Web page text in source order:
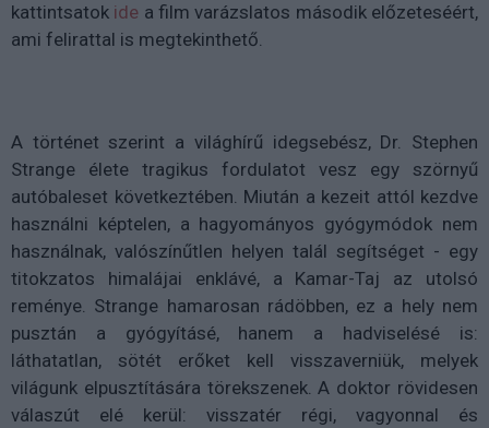
kattintsatok ide a film varázslatos második előzeteséért,
ami felirattal is megtekinthető.
A történet szerint a világhírű idegsebész, Dr. Stephen
Strange élete tragikus fordulatot vesz egy szörnyű
autóbaleset következtében. Miután a kezeit attól kezdve
használni képtelen, a hagyományos gyógymódok nem
használnak, valószínűtlen helyen talál segítséget - egy
titokzatos himalájai enklávé, a Kamar-Taj az utolsó
reménye. Strange hamarosan rádöbben, ez a hely nem
pusztán a gyógyításé, hanem a hadviselésé is:
láthatatlan, sötét erőket kell visszaverniük, melyek
világunk elpusztítására törekszenek. A doktor rövidesen
válaszút elé kerül: visszatér régi, vagyonnal és